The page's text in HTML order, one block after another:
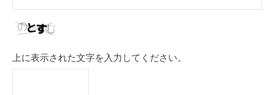
上に表示された文字を入力してください。